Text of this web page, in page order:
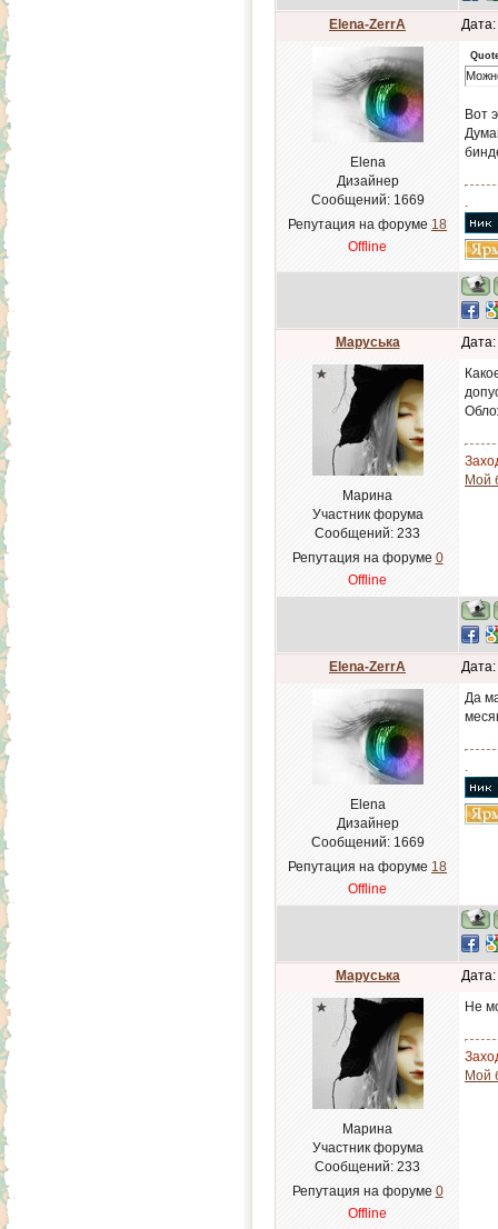
Elena-ZerrA
Elena
Дизайнер
Сообщений: 1669
Репутация на форуме 18
Offline
Вот
.
Маруська
Марина
Участник форума
Сообщений: 233
Репутация на форуме 0
Offline
Мой
Elena-ZerrA
Elena
Дизайнер
Сообщений: 1669
Репутация на форуме 18
Offline
Да
.
Маруська
Марина
Участник форума
Сообщений: 233
Репутация на форуме 0
Offline
Не
Мой